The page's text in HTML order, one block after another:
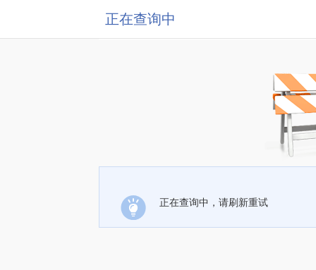
正在查询中
正在查询中，请刷新重试